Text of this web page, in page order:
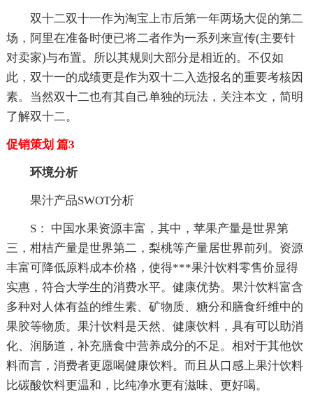
双十二双十一作为淘宝上市后第一年两场大促的第二
场，阿里在准备时便已将二者作为一系列来宣传(主要针
对卖家)与布置。所以其规则大部分是相近的。不仅如
此，双十一的成绩更是作为双十二入选报名的重要考核因
素。当然双十二也有其自己单独的玩法，关注本文，简明
了解双十二。
促销策划 篇3
环境分析
果汁产品SWOT分析
S： 中国水果资源丰富，其中，苹果产量是世界第
三，柑桔产量是世界第二，梨桃等产量居世界前列。资源
丰富可降低原料成本价格，使得***果汁饮料零售价显得
实惠，符合大学生的消费水平。健康优势。果汁饮料富含
多种对人体有益的维生素、矿物质、糖分和膳食纤维中的
果胶等物质。果汁饮料是天然、健康饮料，具有可以助消
化、润肠道，补充膳食中营养成分的不足。相对于其他饮
料而言，消费者更愿喝健康饮料。而且从口感上果汁饮料
比碳酸饮料更温和，比纯净水更有滋味、更好喝。